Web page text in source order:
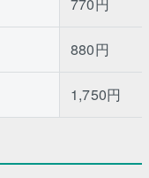
770円
880円
1,750円